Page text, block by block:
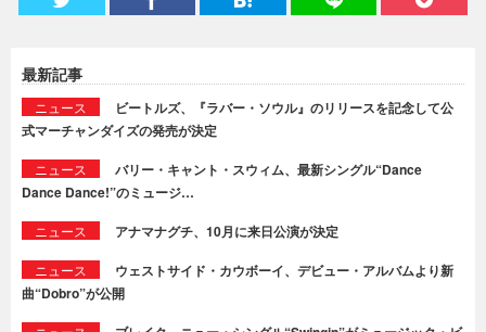
最新記事
ニュース
ビートルズ、『ラバー・ソウル』のリリースを記念して公
式マーチャンダイズの発売が決定
ニュース
バリー・キャント・スウィム、最新シングル“Dance
Dance Dance!”のミュージ…
ニュース アナマナグチ、10月に来日公演が決定
ニュース
ウェストサイド・カウボーイ、デビュー・アルバムより新
曲“Dobro”が公開